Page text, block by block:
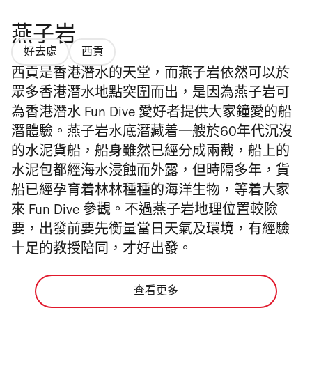
燕子岩
好去處 西貢
西貢是香港潛水的天堂，而燕子岩依然可以於
眾多香港潛水地點突圍而出，是因為燕子岩可
為香港潛水 Fun Dive 愛好者提供大家鐘愛的船
潛體驗。燕子岩水底潛藏着一艘於60年代沉沒
的水泥貨船，船身雖然已經分成兩截，船上的
水泥包都經海水浸蝕而外露，但時隔多年，貨
船已經孕育着林林種種的海洋生物，等着大家
來 Fun Dive 參觀。不過燕子岩地理位置較險
要，出發前要先衡量當日天氣及環境，有經驗
十足的教授陪同，才好出發。
查看更多